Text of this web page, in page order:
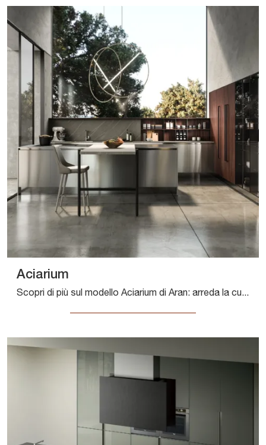
Aciarium
Scopri di più sul modello Aciarium di Aran: arreda la cucina con la soluzione in acciaio che fa per te.